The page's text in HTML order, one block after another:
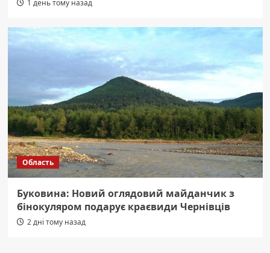
1 день тому назад
Область
Буковина: Новий оглядовий майданчик з
бінокуляром подарує краєвиди Чернівців
2 дні тому назад